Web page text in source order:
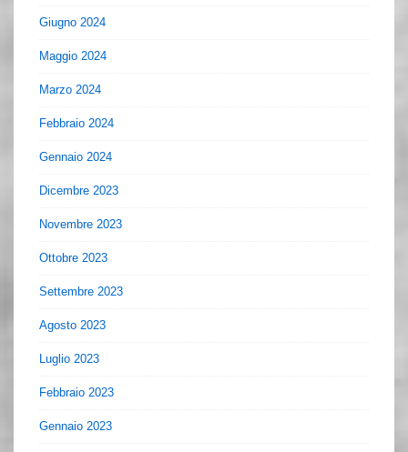
Giugno 2024
Maggio 2024
Marzo 2024
Febbraio 2024
Gennaio 2024
Dicembre 2023
Novembre 2023
Ottobre 2023
Settembre 2023
Agosto 2023
Luglio 2023
Febbraio 2023
Gennaio 2023